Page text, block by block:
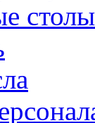
столы